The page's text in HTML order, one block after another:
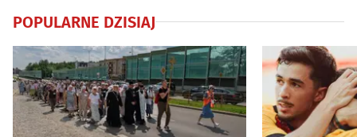
POPULARNE DZISIAJ